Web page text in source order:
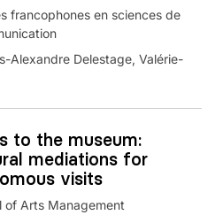
francophones en sciences de
Alexandre Delestage, Valérie-
to the museum:
mediations for
visits
of Arts Management